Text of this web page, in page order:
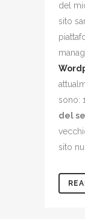
del
sito
sono:
del
sito